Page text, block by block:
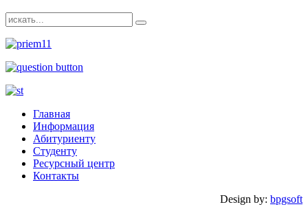
Главная
Информация
Абитуриенту
Студенту
Ресурсный центр
Контакты
Design by: bpgsoft